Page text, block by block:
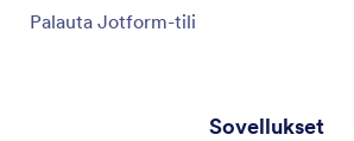
Palauta Jotform-tili
Sovellukset